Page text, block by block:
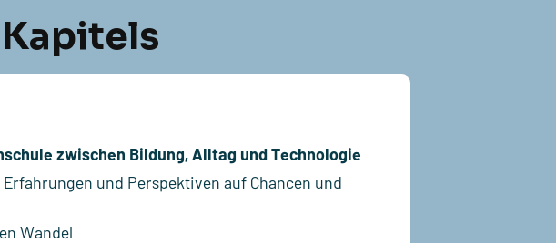
zwischen Bildung, Alltag und Technologie
und Perspektiven auf Chancen und
Wandel